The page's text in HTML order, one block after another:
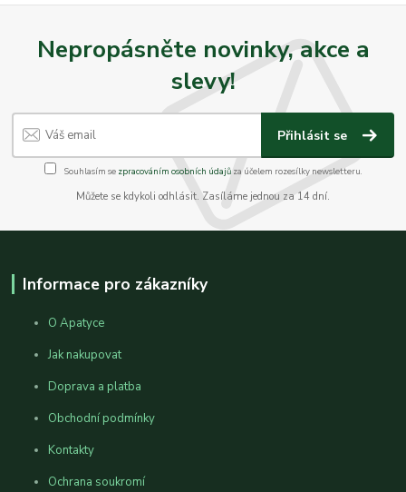
Nepropásněte novinky, akce a
slevy!
Přihlásit se
Souhlasím se zpracováním osobních údajůza účelem rozesílky newsletteru.
Můžete se kdykoli odhlásit. Zasíláme jednou za 14 dní.
Informace pro zákazníky
O Apatyce
Jak nakupovat
Doprava a platba
Obchodní podmínky
Kontakty
Ochrana soukromí